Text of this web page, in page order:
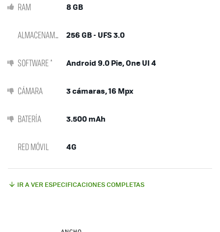
RAM 8 GB
ALMACENAMIENTO 256 GB - UFS 3.0
SOFTWARE * Android 9.0 Pie, One UI 4
CÁMARA 3 cámaras, 16 Mpx
BATERÍA 3.500 mAh
RED MÓVIL 4G
IR A VER ESPECIFICACIONES COMPLETAS